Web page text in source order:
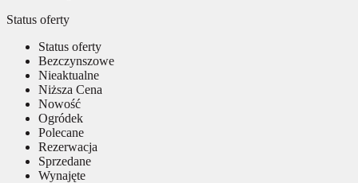
Status oferty
Status oferty
Bezczynszowe
Nieaktualne
Niższa Cena
Nowość
Ogródek
Polecane
Rezerwacja
Sprzedane
Wynajęte